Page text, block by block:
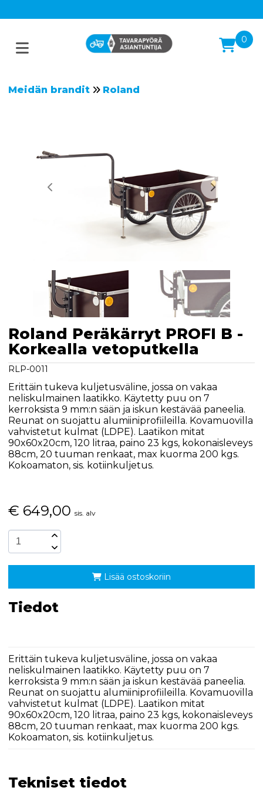
0
Meidän brandit Roland
Roland Peräkärryt PROFI B -
Korkealla vetoputkella
RLP-0011
Erittäin tukeva kuljetusväline, jossa on vakaa
neliskulmainen laatikko. Käytetty puu on 7
kerroksista 9 mm:n sään ja iskun kestävää paneelia.
Reunat on suojattu alumiiniprofiileilla. Kovamuovilla
vahvistetut kulmat (LDPE). Laatikon mitat
90x60x20cm, 120 litraa, paino 23 kgs, kokonaisleveys
88cm, 20 tuuman renkaat, max kuorma 200 kgs.
Kokoamaton, sis. kotiinkuljetus.
€ 649,00 sis. alv
Lisää ostoskoriin
Tiedot
Erittäin tukeva kuljetusväline, jossa on vakaa
neliskulmainen laatikko. Käytetty puu on 7
kerroksista 9 mm:n sään ja iskun kestävää paneelia.
Reunat on suojattu alumiiniprofiileilla. Kovamuovilla
vahvistetut kulmat (LDPE). Laatikon mitat
90x60x20cm, 120 litraa, paino 23 kgs, kokonaisleveys
88cm, 20 tuuman renkaat, max kuorma 200 kgs.
Kokoamaton, sis. kotiinkuljetus.
Tekniset tiedot